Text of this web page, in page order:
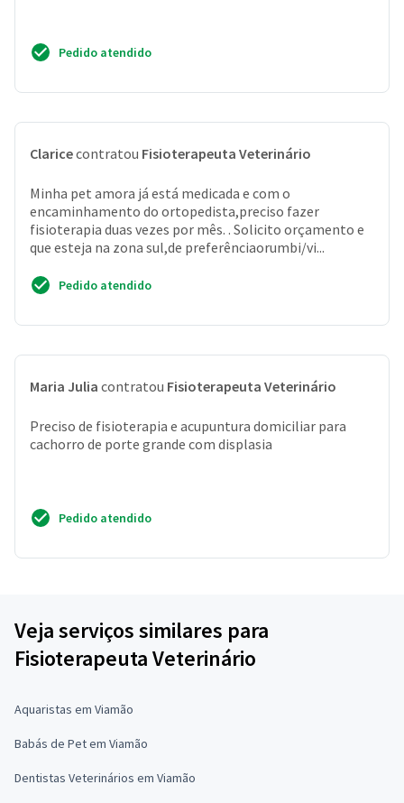
Pedido atendido
Claricecontratou Fisioterapeuta Veterinário
Minha pet amora já está medicada e com o
encaminhamento do ortopedista,preciso fazer
fisioterapia duas vezes por mês. . Solicito orçamento e
que esteja na zona sul,de preferênciaorumbi/vi...
Pedido atendido
Maria Julia contratou Fisioterapeuta Veterinário
Preciso de fisioterapia e acupuntura domiciliar para
cachorro de porte grande com displasia
Pedido atendido
Veja serviços similares para
Fisioterapeuta Veterinário
Aquaristas em Viamão
Babás de Pet em Viamão
Dentistas Veterinários em Viamão